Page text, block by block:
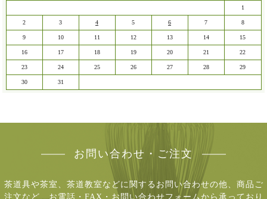
1
2 3 4 5 6 7 8
9 10 11 12 13 14 15
16 17 18 19 20 21 22
23 24 25 26 27 28 29
30 31
お問い合わせ・ご注文
茶道具や茶室、茶道教室などに関するお問い合わせの他、商品ご
注文など、 お電話・FAX・お問い合わせフォームから承っており